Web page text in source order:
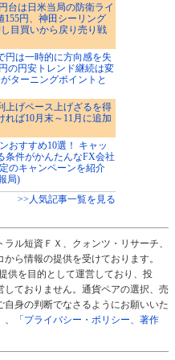
台は日米当局の防衛ライ
155円、神田シーリング
目買いから戻り売り戦
円は一時的に方向感を失
の円安トレンド継続は変
ターニングポイントと
上げペース上げざるを得
れば10月末～11月に追加
おすすめ10選！ キャッ
条件がかんたんなFX会社
のキャンペーンを紹介
局)
>>人気記事一覧を見る
ル短資ＦＸ、クォンツ・リサーチ、
ら情報の提供を受けております。
供を目的として運営しており、投
ておりません。通貨ペアの選択、売
身の判断でなさるようにお願いいた
、
「プライバシー・ポリシー、著作